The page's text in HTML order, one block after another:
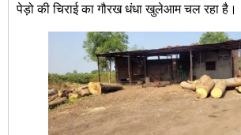
पेड़ो की चिराई का गौरख धंधा खुलेआम चल रहा है।